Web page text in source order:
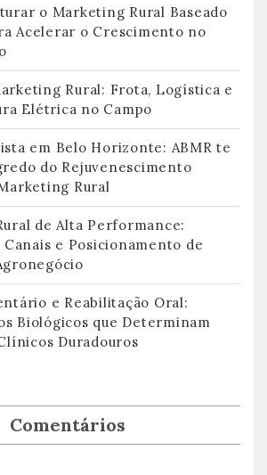
o Marketing Rural Baseado
Acelerar o Crescimento no
Rural: Frota, Logística e
Elétrica no Campo
em Belo Horizonte: ABMR te
do Rejuvenescimento
Rural
de Alta Performance:
e Posicionamento de
e Reabilitação Oral:
Biológicos que Determinam
Duradouros
Comentários